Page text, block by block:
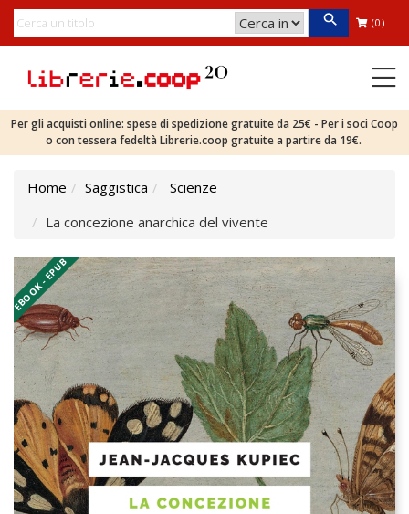
(0)
Per gli acquisti online: spese di spedizione gratuite da 25€ - Per i soci Coop
o con tessera fedeltà Librerie.coop gratuite a partire da 19€.
Home Saggistica
Scienze
La concezione anarchica del vivente
EBOOK - EPUB